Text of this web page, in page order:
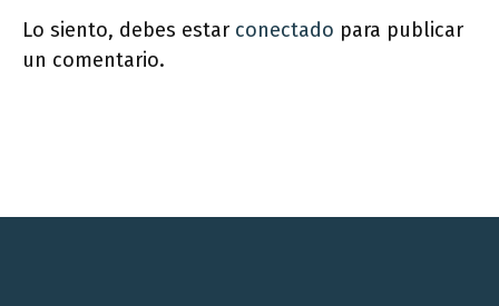
Lo siento, debes estar conectado para publicar
un comentario.